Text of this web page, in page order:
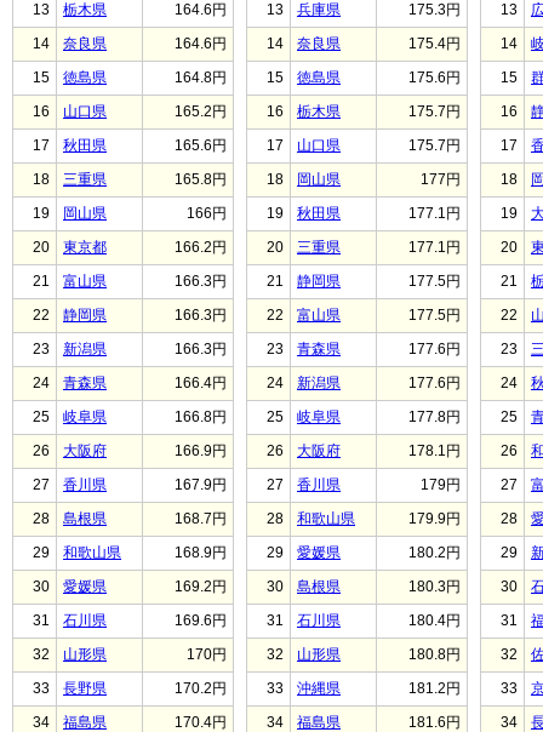
13
栃木県
164.6円
14
奈良県
164.6円
15
徳島県
164.8円
16
山口県
165.2円
17
秋田県
165.6円
18
三重県
165.8円
19
岡山県
166円
20
東京都
166.2円
21
富山県
166.3円
22
静岡県
166.3円
23
新潟県
166.3円
24
青森県
166.4円
25
岐阜県
166.8円
26
大阪府
166.9円
27
香川県
167.9円
28
島根県
168.7円
29
和歌山県
168.9円
30
愛媛県
169.2円
31
石川県
169.6円
32
山形県
170円
33
長野県
170.2円
34
福島県
170.4円
13
兵庫県
175.3円
14
奈良県
175.4円
15
徳島県
175.6円
16
栃木県
175.7円
17
山口県
175.7円
18
岡山県
177円
19
秋田県
177.1円
20
三重県
177.1円
21
静岡県
177.5円
22
富山県
177.5円
23
青森県
177.6円
24
新潟県
177.6円
25
岐阜県
177.8円
26
大阪府
178.1円
27
香川県
179円
28
和歌山県
179.9円
29
愛媛県
180.2円
30
島根県
180.3円
31
石川県
180.4円
32
山形県
180.8円
33
沖縄県
181.2円
34
福島県
181.6円
13
14
15
16
17
18
19
20
21
22
23
24
25
26
27
28
29
30
31
32
33
34